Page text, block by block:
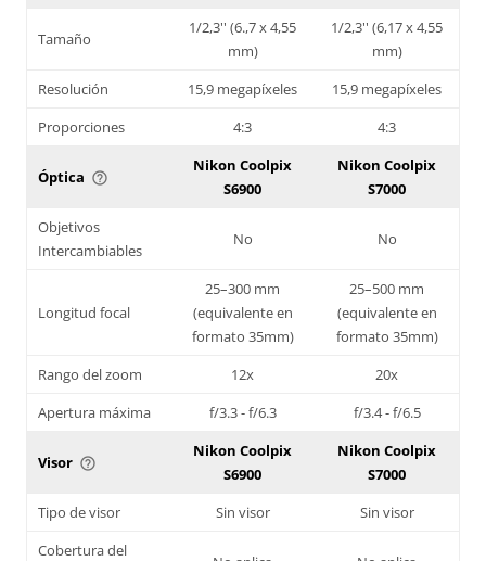
Tamaño
1/2,3'' (6.,7 x 4,55
mm)
1/2,3'' (6,17 x 4,55
mm)
Resolución
15,9 megapíxeles
15,9 megapíxeles
Proporciones
4:3 4:3
Óptica help_outline
Nikon Coolpix
S6900
Nikon Coolpix
S7000
Objetivos
Intercambiables
No No
Longitud focal
25–300 mm
(equivalente en
formato 35mm)
25–500 mm
(equivalente en
formato 35mm)
Rango del zoom
12x
20x
Apertura máxima
f/3.3 - f/6.3 f/3.4 - f/6.5
Visor help_outline
Nikon Coolpix
S6900
Nikon Coolpix
S7000
Tipo de visor
Sin visor
Sin visor
Cobertura del